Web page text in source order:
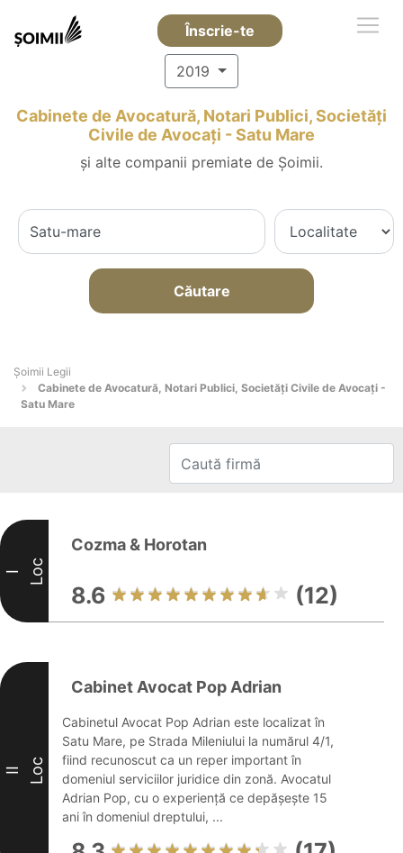
Înscrie-te
2019
Cabinete de Avocatură, Notari Publici, Societăți
Civile de Avocați - Satu Mare
și alte companii premiate de Șoimii.
Căutare
Șoimii Legii
Cabinete de Avocatură, Notari Publici, Societăți Civile de Avocați -
Satu Mare
I Loc
Cozma & Horotan
8.6 (12)
II Loc
Cabinet Avocat Pop Adrian
Cabinetul Avocat Pop Adrian este localizat în
Satu Mare, pe Strada Mileniului la numărul 4/1,
fiind recunoscut ca un reper important în
domeniul serviciilor juridice din zonă. Avocatul
Adrian Pop, cu o experiență ce depășește 15
ani în domeniul dreptului, ...